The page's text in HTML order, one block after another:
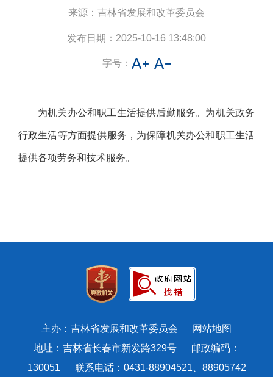
来源： 吉林省发展和改革委员会
发布日期： 2025-10-16 13:48:00
字号：
为机关办公和职工生活提供后勤服务。为机关政务
行政生活等方面提供服务，为保障机关办公和职工生活
提供各项劳务和技术服务。
主办：吉林省发展和改革委员会
网站地图
地址：吉林省长春市新发路329号 邮政编码：
130051 联系电话：0431-88904521、88905742